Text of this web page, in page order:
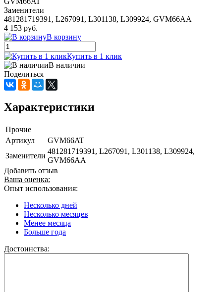
Заменители
481281719391, L267091, L301138, L309924, GVM66AA
4 153 руб.
В корзину
Купить в 1 клик
В наличии
Поделиться
Характеристики
Прочие
Артикул
GVM66AT
Заменители
481281719391, L267091, L301138, L309924,
GVM66AA
Добавить отзыв
Ваша оценка:
Опыт использования:
Несколько дней
Несколько месяцев
Менее месяца
Больше года
Достоинства: